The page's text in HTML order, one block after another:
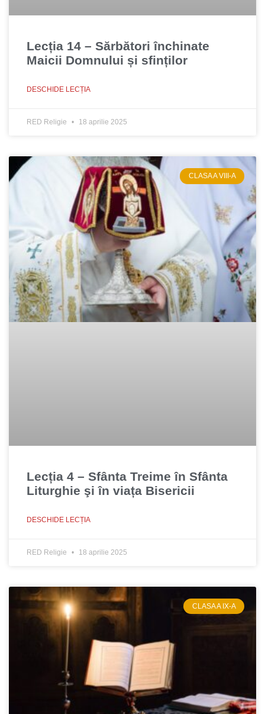
Lecția 14 – Sărbători închinate
Maicii Domnului și sfinților
DESCHIDE LECȚIA
RED Religie 18 aprilie 2025
CLASA A VIII-A
Lecția 4 – Sfânta Treime în Sfânta
Liturghie şi în viața Bisericii
DESCHIDE LECȚIA
RED Religie 18 aprilie 2025
CLASA A IX-A